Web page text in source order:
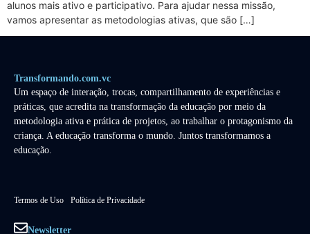
alunos mais ativo e participativo. Para ajudar nessa missão,
vamos apresentar as metodologias ativas, que são […]
Transformando.com.vc
Um espaço de interação, trocas, compartilhamento de experiências e
práticas, que acredita na transformação da educação por meio da
metodologia ativa e prática de projetos, ao trabalhar o protagonismo da
criança. A educação transforma o mundo. Juntos transformamos a
educação.
Termos de Uso Política de Privacidade
Newsletter